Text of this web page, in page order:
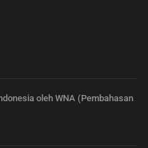
oleh WNA (Pembahasan